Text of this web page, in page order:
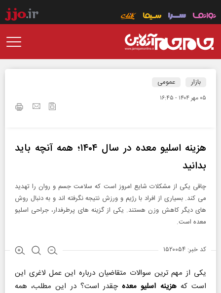
بازار عمومی
۰۵ مهر ۱۴۰۴ - ۱۶:۴۵
هزینه اسلیو معده در سال ۱۴۰۴؛ همه آنچه باید
بدانید
چاقی یکی از مشکلات شایع امروز است که سلامت جسم و روان را تهدید
می ‌کند. بسیاری از افراد با رژیم و ورزش نتیجه نگرفته ‌اند و به دنبال روش
‌های دیگر کاهش وزن هستند. یکی از گزینه‌ های پرطرفدار، جراحی اسلیو
معده است.
کد خبر: ۱۵۲۰۰۵۴
یکی از مهم‌ ترین سوالات متقاضیان درباره این عمل لاغری این
است کههزینه اسلیو معده چقدر است؟ در این مطلب، همه